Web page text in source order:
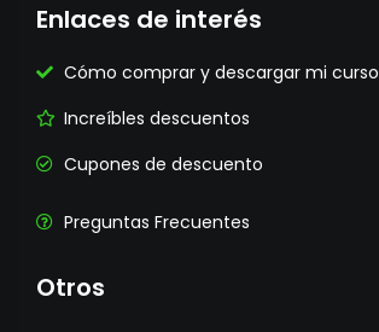
Enlaces de interés
Cómo comprar y descargar mi curso
Increíbles descuentos
Cupones de descuento
Preguntas Frecuentes
Otros